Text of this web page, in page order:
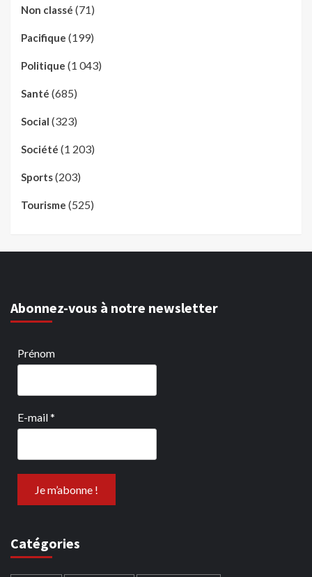
Non classé (71)
Pacifique (199)
Politique (1 043)
Santé (685)
Social (323)
Société (1 203)
Sports(203)
Tourisme (525)
Abonnez-vous à notre newsletter
Prénom
E-mail*
Catégories